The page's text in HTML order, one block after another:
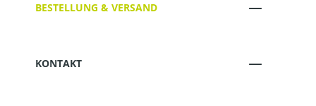
BESTELLUNG & VERSAND
KONTAKT